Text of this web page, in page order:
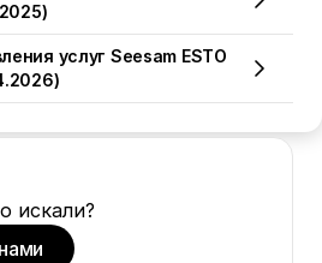
услуг Seesam ESTO
искали?